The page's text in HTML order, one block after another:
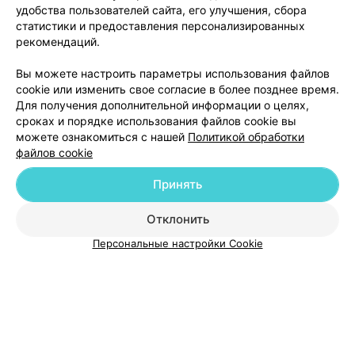
Минск, пр-т Независимости, 28 до 21:00
Добавить компанию
удобства пользователей сайта, его улучшения, сбора
статистики и предоставления персонализированных
рекомендаций.
Вы можете настроить параметры использования файлов
cookie или изменить свое согласие в более позднее время.
Для получения дополнительной информации о целях,
сроках и порядке использования файлов cookie вы
можете ознакомиться с нашей Политикой обработки
файлов cookie
Отклонить
Принять
Персональные настройки Cookie